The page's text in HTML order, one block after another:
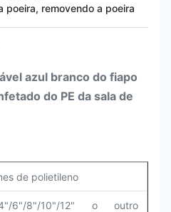
poeira, removendo a poeira
azul branco do fiapo
do PE da sala de
de polietileno
6"/8"/10"/12" o outro